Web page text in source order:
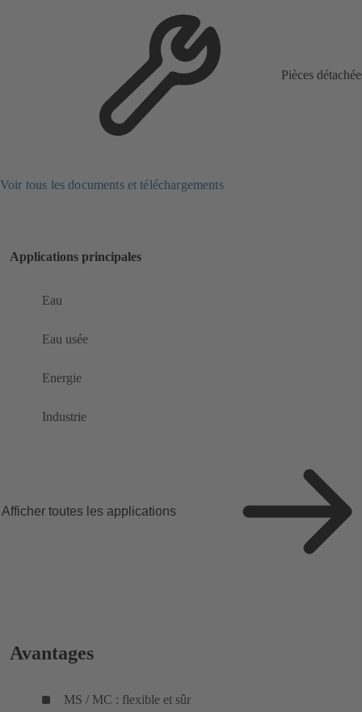
Pièces
Voir tous les documents et téléchargements
Applications principales
Eau
Eau usée
Energie
Industrie
Afficher toutes les applications
Avantages
MS / MC : flexible et sûr